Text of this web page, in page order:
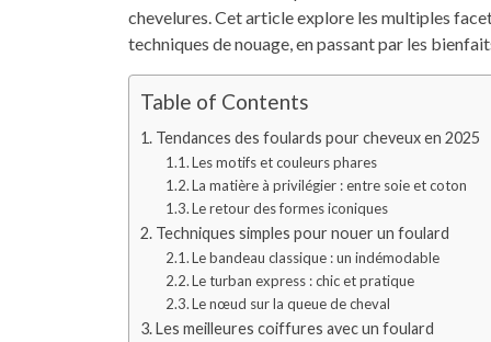
chevelures. Cet article explore les multiples
techniques de nouage, en passant par les
Table of Contents
Tendances des foulards pour cheveux en 2025
Les motifs et couleurs phares
La matière à privilégier : entre soie et coton
Le retour des formes iconiques
Techniques simples pour nouer un foulard
Le bandeau classique : un indémodable
Le turban express : chic et pratique
Le nœud sur la queue de cheval
Les meilleures coiffures avec un foulard